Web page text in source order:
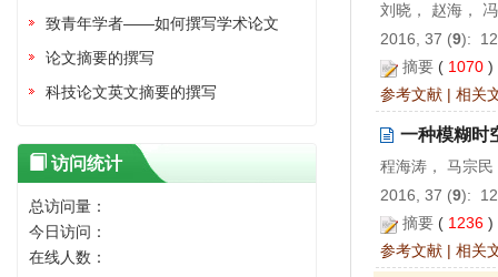
刘晓， 赵海，
2016, 37 (9):
摘要 ( 1070
参考文献 | 相关
一种模糊时
程海涛， 马宗
2016, 37 (9):
摘要 ( 1236
参考文献 | 相关
致青年学者——如何撰写学术论文
论文摘要的撰写
科技论文英文摘要的撰写
访问统计
总访问量：
今日访问：
在线人数：